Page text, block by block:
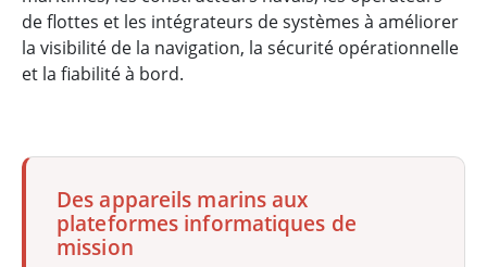
de flottes et les intégrateurs de systèmes à améliorer
la visibilité de la navigation, la sécurité opérationnelle
et la fiabilité à bord.
Des appareils marins aux
plateformes informatiques de
mission